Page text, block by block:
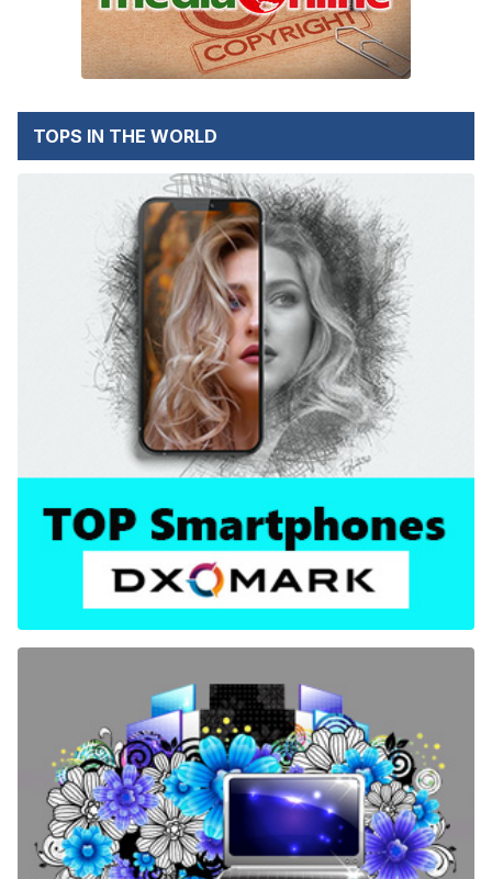
TOPS IN THE WORLD